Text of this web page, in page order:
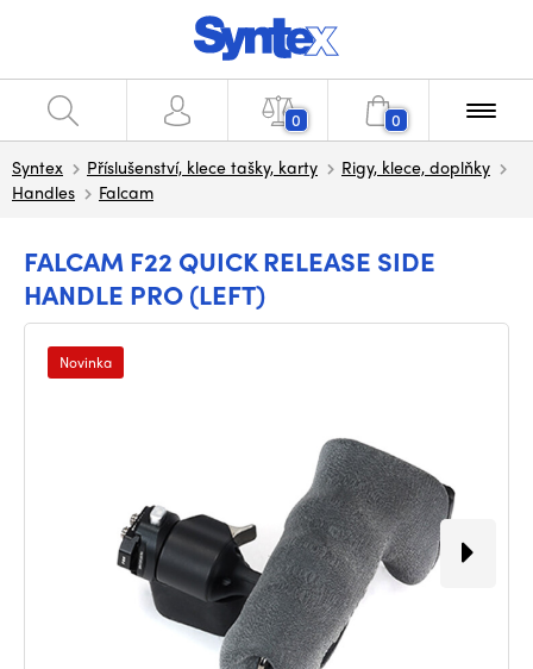
0 0
Syntex Příslušenství, klece tašky, karty
Rigy, klece, doplňky
Handles
Falcam
FALCAM F22 QUICK RELEASE SIDE
HANDLE PRO (LEFT)
Novinka